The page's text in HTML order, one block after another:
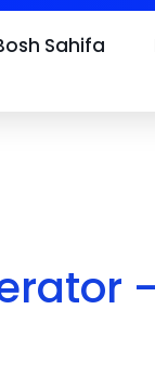
Sahifa